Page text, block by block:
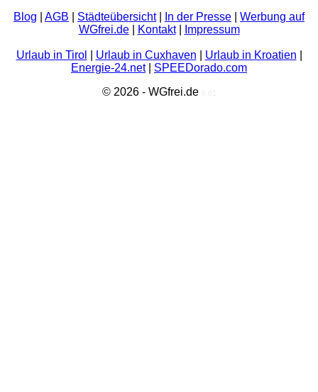
Blog
AGB Städteübersicht| In der Presse
Werbung auf
WGfrei.de| Kontakt| Impressum
Urlaub in Tirol Urlaub in Cuxhaven Urlaub in Kroatien
Energie-24.net| SPEEDorado.com
© 2026 - WGfrei.de